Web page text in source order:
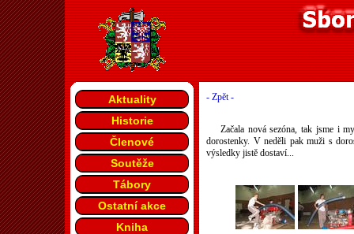
- Zpět -
Začala nová sezóna, tak jsme i
dorostenky. V neděli pak muži s
výsledky jistě dostaví...
Aktuality
Historie
Členové
Soutěže
Tábory
Ostatní akce
Kniha